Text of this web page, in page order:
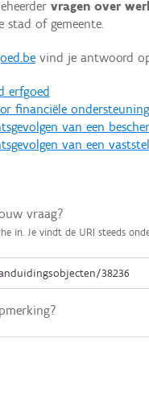
vragen over
stad of gemeente.
vind je antwoord
erfgoed
financiële ondersteuning
van een
van een
vraag?
in. Je vindt de URI steeds